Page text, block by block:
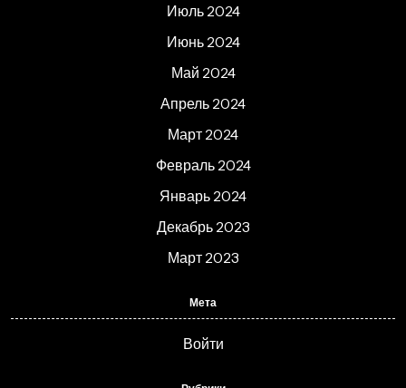
Июль 2024
Июнь 2024
Май 2024
Апрель 2024
Март 2024
Февраль 2024
Январь 2024
Декабрь 2023
Март 2023
Мета
Войти